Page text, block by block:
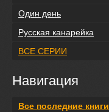
Один день
Русская канарейка
ВСЕ СЕРИИ
Навигация
Все последние книги